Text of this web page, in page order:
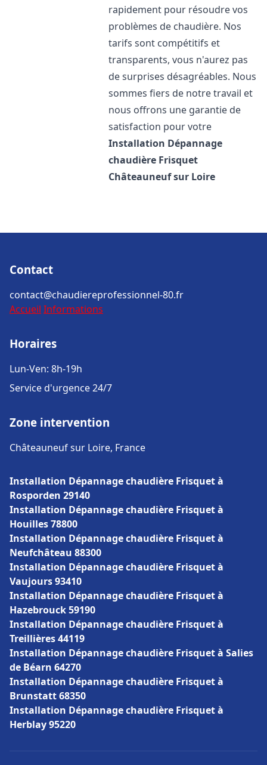
rapidement pour résoudre vos
problèmes de chaudière. Nos
tarifs sont compétitifs et
transparents, vous n'aurez pas
de surprises désagréables. Nous
sommes fiers de notre travail et
nous offrons une garantie de
satisfaction pour votre
Installation Dépannage
chaudière Frisquet
Châteauneuf sur Loire
Contact
contact@chaudiereprofessionnel-80.fr
Accueil Informations
Horaires
Lun-Ven: 8h-19h
Service d'urgence 24/7
Zone intervention
Châteauneuf sur Loire, France
Installation Dépannage chaudière Frisquet à
Rosporden 29140
Installation Dépannage chaudière Frisquet à
Houilles 78800
Installation Dépannage chaudière Frisquet à
Neufchâteau 88300
Installation Dépannage chaudière Frisquet à
Vaujours 93410
Installation Dépannage chaudière Frisquet à
Hazebrouck 59190
Installation Dépannage chaudière Frisquet à
Treillières 44119
Installation Dépannage chaudière Frisquet à Salies
de Béarn 64270
Installation Dépannage chaudière Frisquet à
Brunstatt 68350
Installation Dépannage chaudière Frisquet à
Herblay 95220